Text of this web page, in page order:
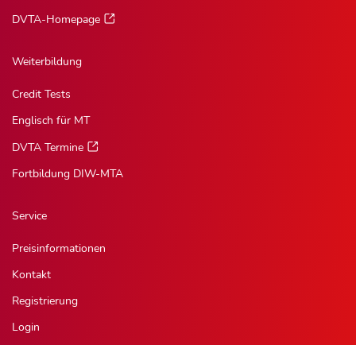
DVTA-Homepage
Weiterbildung
Credit Tests
Englisch für MT
DVTA Termine
Fortbildung DIW-MTA
Service
Preisinformationen
Kontakt
Registrierung
Login